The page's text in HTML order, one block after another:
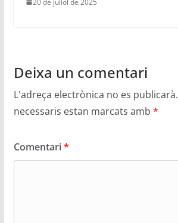
Deixa un comentari
L'adreça electrònica no es publicarà.
necessaris estan marcats amb *
Comentari*